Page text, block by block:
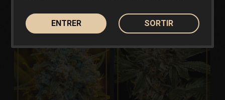
ENTRER SORTIR